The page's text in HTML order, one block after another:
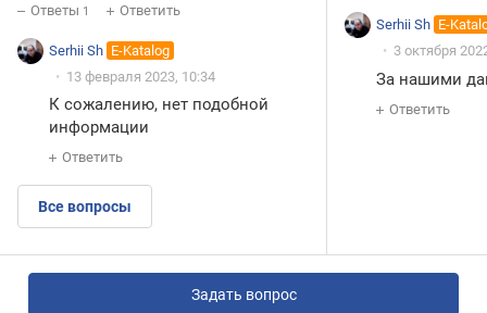
Ответы 1 Ответить
Serhii Sh E-Katalog
13 февраля 2023, 10:34
К сожалению, нет подобной
информации
Ответить
Все вопросы
Serhii Sh E-
3 октября
За нашими
Ответить
Задать вопрос